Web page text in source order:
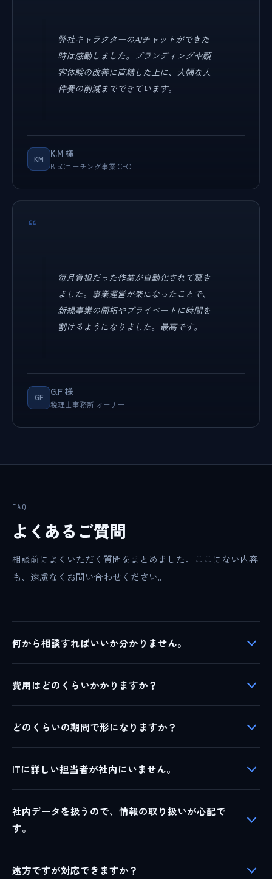
弊社キャラクターのAIチャットができた
時は感動しました。ブランディングや顧
客体験の改善に直結した上に、大幅な人
件費の削減までできています。
KM K.M 様
BtoCコーチング事業 CEO
“
毎月負担だった作業が自動化されて驚き
ました。事業運営が楽になったことで、
新規事業の開拓やプライベートに時間を
割けるようになりました。最高です。
GF G.F 様
税理士事務所 オーナー
FAQ
よくあるご質問
相談前によくいただく質問をまとめました。ここにない内容
も、遠慮なくお問い合わせください。
何から相談すればいいか分かりません。
費用はどのくらいかかりますか？
どのくらいの期間で形になりますか？
ITに詳しい担当者が社内にいません。
社内データを扱うので、情報の取り扱いが心配で
す。
遠方ですが対応できますか？